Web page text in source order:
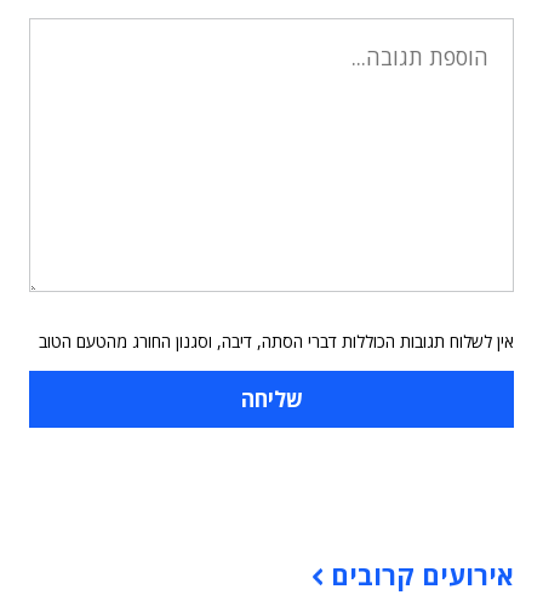
אין לשלוח תגובות הכוללות דברי הסתה, דיבה, וסגנון החורג מהטעם הטוב
אירועים קרובים